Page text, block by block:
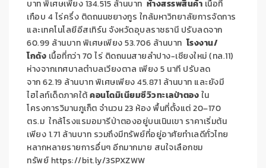
บาท พิเศษเพียง134.515 ล้านบาท ห้างสรรพสินค้า เนื้อที่
เกือบ 4 ไร่ครึ่ง ติดถนนชยางกูร ใกล้มหาวิทยาลัยการจัดการ
และเทคโนโลยีอีสเทิร์น จังหวัดอุบลราชธานี ปรับลดจาก
60.99 ล้านบาท พิเศษเพียง 53.706 ล้านบาท โรงงาน/
โกดัง เนื้อที่กว่า 70 ไร่ ติดถนนสายลำปาง-เชียงใหม่ (ทล.11)
ห่างจากเทศบาลตำบลเวียงตาล เพียง 5 นาที ปรับลด
จาก62.19 ล้านบาท พิเศษเพียง45.871 ล้านบาท และยังมี
ไฮไลท์เด็ดภาคใต้คอนโดมิเนียมซีวิวทะเลป่าตองใน
โครงการวิมานภูเก็ต จำนวน 23 ห้อง พื้นที่ตั้งแต่ 20–170
ตร.ม ใกล้โรงแรมอมารีป่าตองอยู่บนเนินเขา ราคาเริ่มต้น
เพียง 1.71 ล้านบาท รวมถึงมีทรัพย์ที่อยู่อาศัยทำเลดีทั่วไทย
หลากหลายรายการอื่นๆ อีกมากมาย สนใจเลือกชม
ทรัพย์https://bit.ly/3SPXZWW